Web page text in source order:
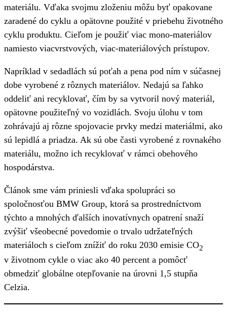
materiálu. Vďaka svojmu zloženiu môžu byť opakovane
zaradené do cyklu a opätovne použité v priebehu životného
cyklu produktu. Cieľom je použiť viac mono-materiálov
namiesto viacvrstvových, viac-materiálových prístupov.
Napríklad v sedadlách sú poťah a pena pod ním v súčasnej
dobe vyrobené z rôznych materiálov. Nedajú sa ľahko
oddeliť ani recyklovať, čím by sa vytvoril nový materiál,
opätovne použiteľný vo vozidlách. Svoju úlohu v tom
zohrávajú aj rôzne spojovacie prvky medzi materiálmi, ako
sú lepidlá a priadza. Ak sú obe časti vyrobené z rovnakého
materiálu, možno ich recyklovať v rámci obehového
hospodárstva.
Článok sme vám priniesli vďaka spolupráci so
spoločnosťou BMW Group, ktorá sa prostredníctvom
týchto a mnohých ďalších inovatívnych opatrení snaží
zvýšiť všeobecné povedomie o trvalo udržateľných
materiáloch s cieľom znížiť do roku 2030 emisie CO2
v životnom cykle o viac ako 40 percent a pomôcť
obmedziť globálne otepľovanie na úrovni 1,5 stupňa
Celzia.